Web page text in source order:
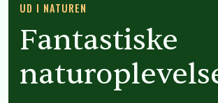
UD I NATUREN
Fantastiske